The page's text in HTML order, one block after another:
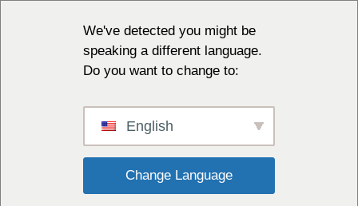
We've detected you might be
speaking a different language.
Do you want to change to:
English
Change Language